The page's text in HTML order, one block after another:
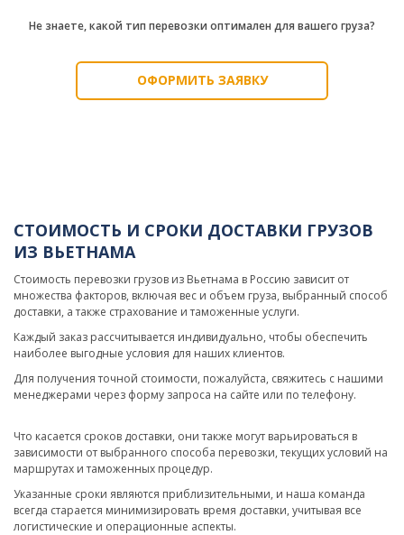
Не знаете, какой тип перевозки оптимален для вашего груза?
ОФОРМИТЬ ЗАЯВКУ
СТОИМОСТЬ И СРОКИ ДОСТАВКИ ГРУЗОВ
ИЗ ВЬЕТНАМА
Стоимость перевозки грузов из Вьетнама в Россию зависит от
множества факторов, включая вес и объем груза, выбранный способ
доставки, а также страхование и таможенные услуги.
Каждый заказ рассчитывается индивидуально, чтобы обеспечить
наиболее выгодные условия для наших клиентов.
Для получения точной стоимости, пожалуйста, свяжитесь с нашими
менеджерами через форму запроса на сайте или по телефону.
Что касается сроков доставки, они также могут варьироваться в
зависимости от выбранного способа перевозки, текущих условий на
маршрутах и таможенных процедур.
Указанные сроки являются приблизительными, и наша команда
всегда старается минимизировать время доставки, учитывая все
логистические и операционные аспекты.